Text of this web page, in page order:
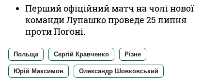
Перший офіційний матч на чолі нової
команди Лупашко проведе 25 липня
проти Погоні.
Польща Сергій Кравченко Різне
Юрій Максимов Олександр Шовковський